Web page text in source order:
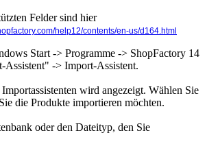
Felder sind hier
help12/contents/en-us/d164.html
Start -> Programme -> ShopFactory 14
Assistent" -> Import-Assistent.
wird angezeigt. Wählen Sie
die Produkte importieren möchten.
oder den Dateityp, den Sie